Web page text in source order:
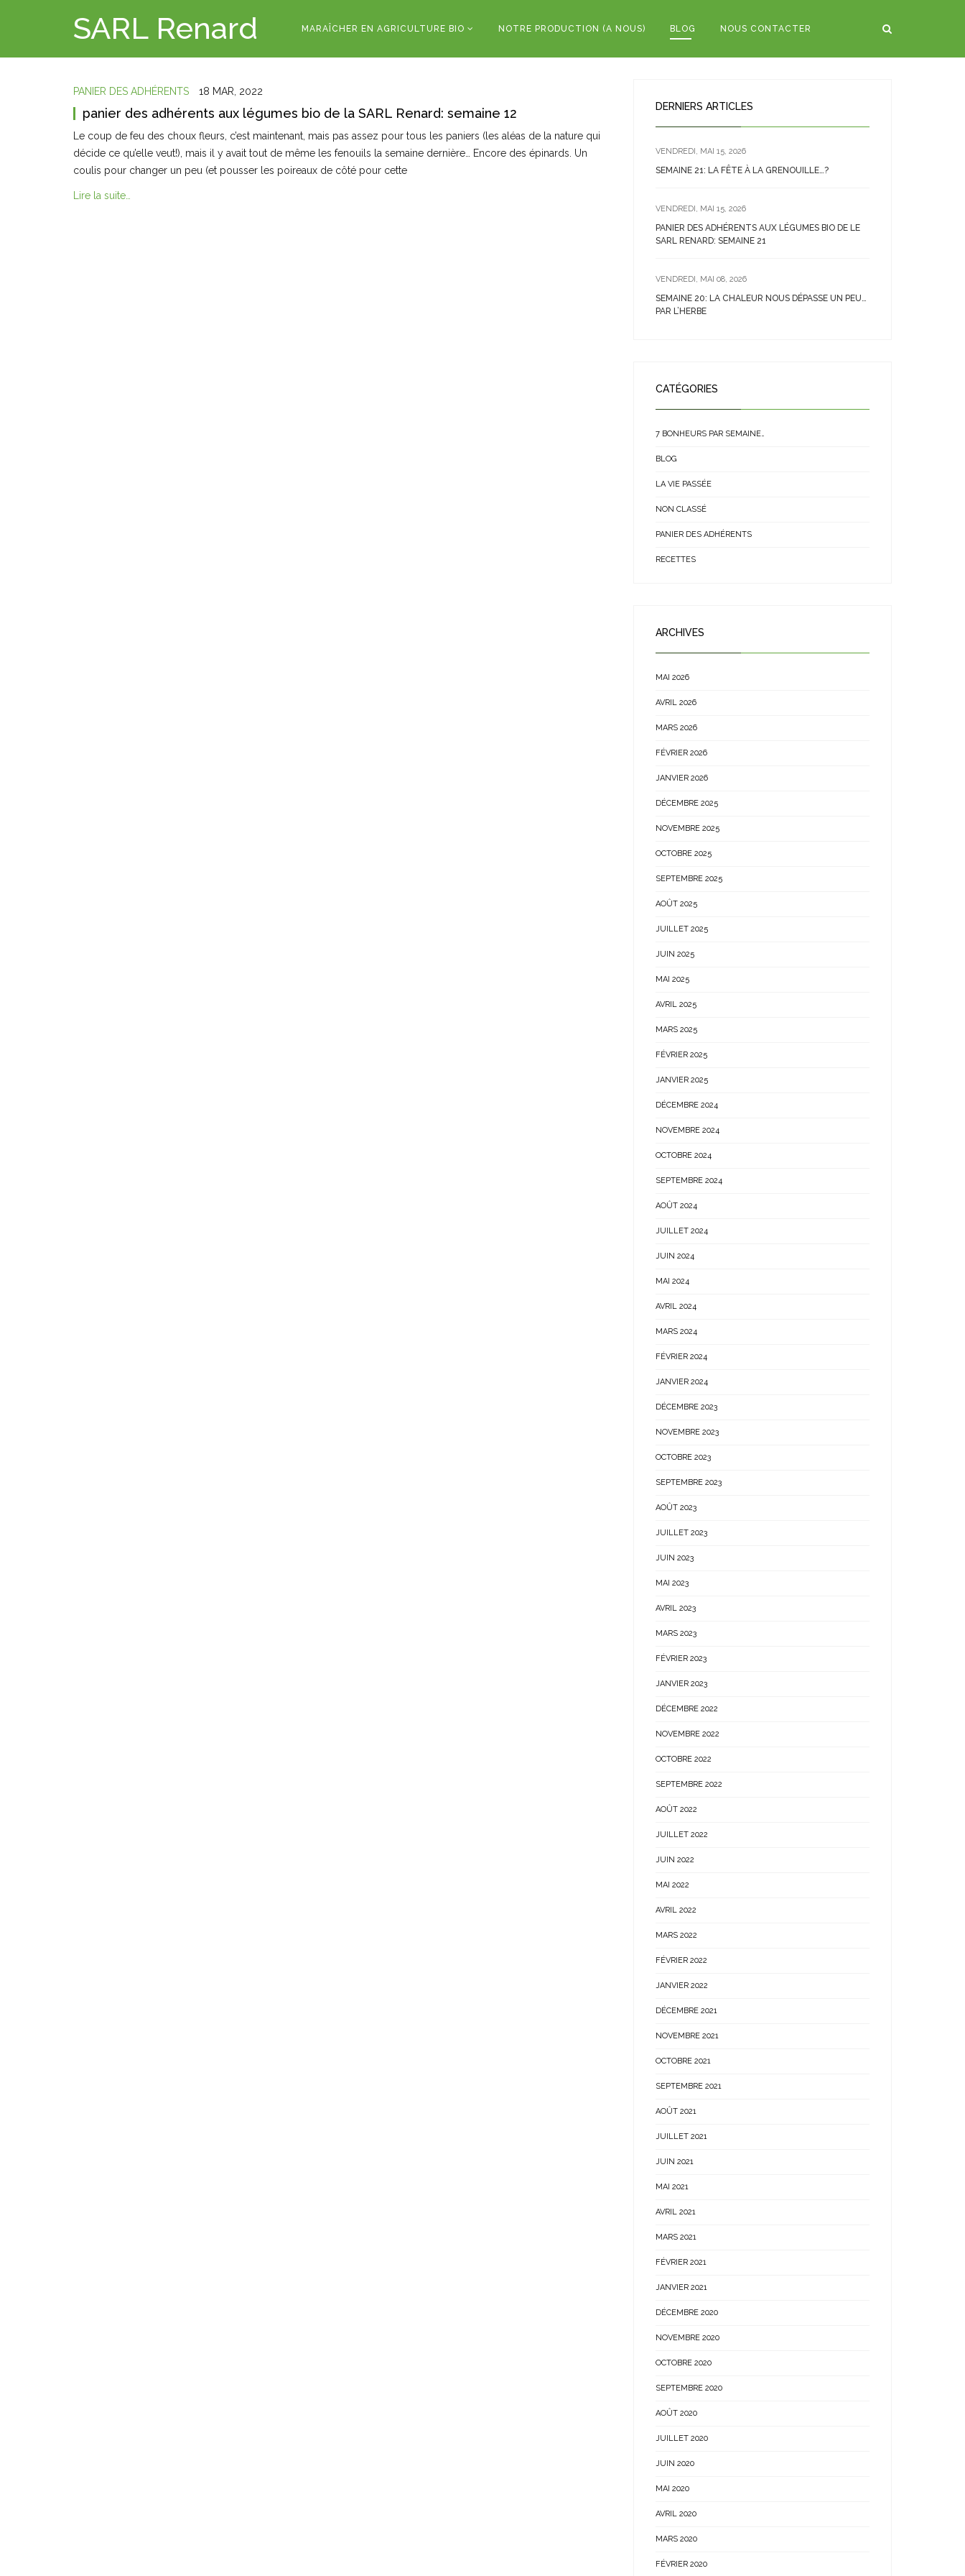
SARL Renard MARAÎCHER EN AGRICULTURE BIO NOTRE PRODUCTION (A NOUS) BLOG NOUS CONTACTER
PANIER DES ADHÉRENTS 18 MAR, 2022
panier des adhérents aux légumes bio de la SARL Renard: semaine 12
Le coup de feu des choux fleurs, c’est maintenant, mais pas assez pour tous les paniers (les aléas de la nature qui
décide ce qu’elle veut!), mais il y avait tout de même les fenouils la semaine dernière… Encore des épinards. Un
coulis pour changer un peu (et pousser les poireaux de côté pour cette
Lire la suite…
DERNIERS ARTICLES
VENDREDI, MAI 15, 2026
SEMAINE 21: LA FÊTE À LA GRENOUILLE…?
VENDREDI, MAI 15, 2026
PANIER DES ADHÉRENTS AUX LÉGUMES BIO DE LE
SARL RENARD: SEMAINE 21
VENDREDI, MAI 08, 2026
SEMAINE 20: LA CHALEUR NOUS DÉPASSE UN PEU…
PAR L’HERBE
CATÉGORIES
7 BONHEURS PAR SEMAINE…
BLOG
LA VIE PASSÉE
NON CLASSÉ
PANIER DES ADHÉRENTS
RECETTES
ARCHIVES
MAI 2026
AVRIL 2026
MARS 2026
FÉVRIER 2026
JANVIER 2026
DÉCEMBRE 2025
NOVEMBRE 2025
OCTOBRE 2025
SEPTEMBRE 2025
AOÛT 2025
JUILLET 2025
JUIN 2025
MAI 2025
AVRIL 2025
MARS 2025
FÉVRIER 2025
JANVIER 2025
DÉCEMBRE 2024
NOVEMBRE 2024
OCTOBRE 2024
SEPTEMBRE 2024
AOÛT 2024
JUILLET 2024
JUIN 2024
MAI 2024
AVRIL 2024
MARS 2024
FÉVRIER 2024
JANVIER 2024
DÉCEMBRE 2023
NOVEMBRE 2023
OCTOBRE 2023
SEPTEMBRE 2023
AOÛT 2023
JUILLET 2023
JUIN 2023
MAI 2023
AVRIL 2023
MARS 2023
FÉVRIER 2023
JANVIER 2023
DÉCEMBRE 2022
NOVEMBRE 2022
OCTOBRE 2022
SEPTEMBRE 2022
AOÛT 2022
JUILLET 2022
JUIN 2022
MAI 2022
AVRIL 2022
MARS 2022
FÉVRIER 2022
JANVIER 2022
DÉCEMBRE 2021
NOVEMBRE 2021
OCTOBRE 2021
SEPTEMBRE 2021
AOÛT 2021
JUILLET 2021
JUIN 2021
MAI 2021
AVRIL 2021
MARS 2021
FÉVRIER 2021
JANVIER 2021
DÉCEMBRE 2020
NOVEMBRE 2020
OCTOBRE 2020
SEPTEMBRE 2020
AOÛT 2020
JUILLET 2020
JUIN 2020
MAI 2020
AVRIL 2020
MARS 2020
FÉVRIER 2020